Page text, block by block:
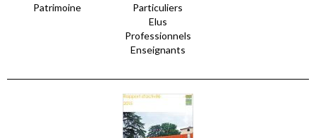
Patrimoine
Particuliers
Elus
Professionnels
Enseignants